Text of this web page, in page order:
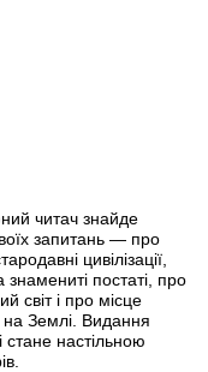
читач знайде
запитань — про
цивілізації,
знамениті постаті, про
світ і про місце
на Землі. Видання
настільною